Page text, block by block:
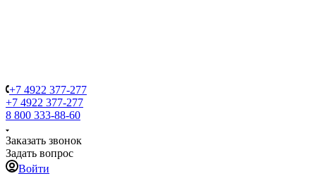
+7 4922 377-277
+7 4922 377-277
8 800 333-88-60
Заказать звонок
Задать вопрос
Войти